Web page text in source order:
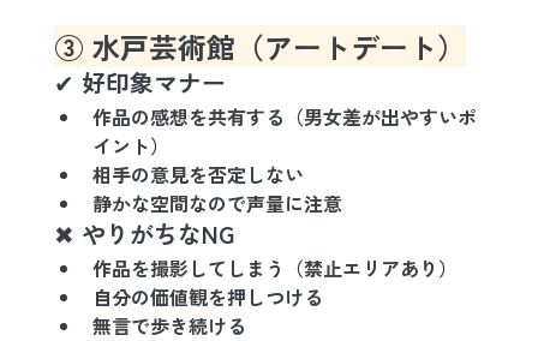
③ 水戸芸術館（アートデート）
✔ 好印象マナー
作品の感想を共有する （男女差が出やすいポ
イント）
相手の意見を否定しない
静かな空間なので声量に注意
✖ やりがちなNG
作品を撮影してしまう（禁止エリアあり）
自分の価値観を押しつける
無言で歩き続ける